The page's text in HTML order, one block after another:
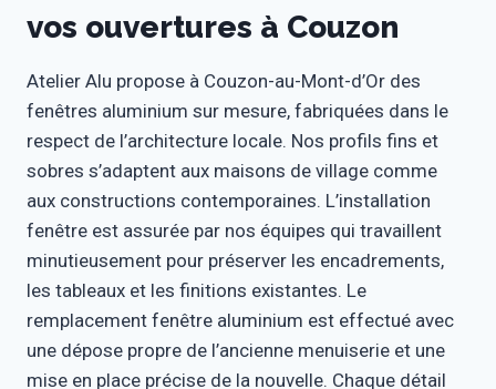
vos ouvertures à Couzon
Atelier Alu propose à Couzon-au-Mont-d’Or des
fenêtres aluminium sur mesure, fabriquées dans le
respect de l’architecture locale. Nos profils fins et
sobres s’adaptent aux maisons de village comme
aux constructions contemporaines. L’installation
fenêtre est assurée par nos équipes qui travaillent
minutieusement pour préserver les encadrements,
les tableaux et les finitions existantes. Le
remplacement fenêtre aluminium est effectué avec
une dépose propre de l’ancienne menuiserie et une
mise en place précise de la nouvelle. Chaque détail